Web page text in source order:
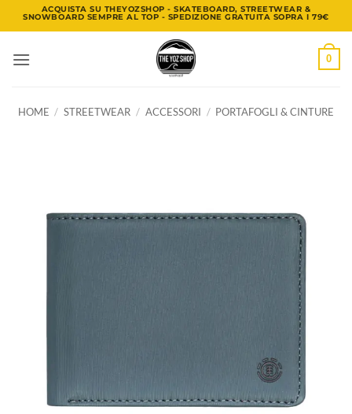
ai
ACQUISTA SU THEYOZSHOP - SKATEBOARD, STREETWEAR &
SNOWBOARD SEMPRE AL TOP - SPEDIZIONE GRATUITA SOPRA I 79€
0
HOME / STREETWEAR / ACCESSORI / PORTAFOGLI & CINTURE